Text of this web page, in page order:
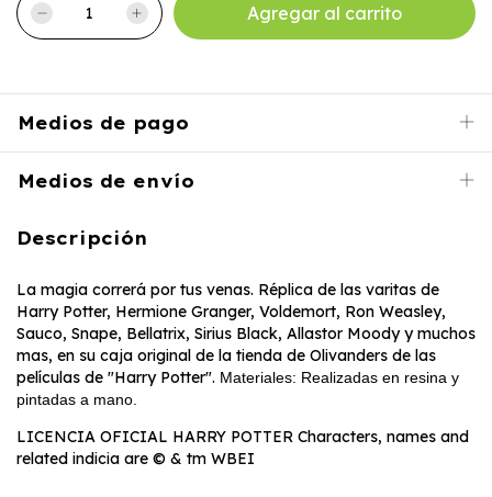
Medios de pago
Medios de envío
Descripción
La magia correrá por tus venas. Réplica de las varitas de
Harry Potter, Hermione Granger, Voldemort, Ron Weasley,
Sauco, Snape, Bellatrix, Sirius Black, Allastor Moody y muchos
mas, en su caja original de la tienda de Olivanders de las
películas de "Harry Potter". Materiales: Realizadas en resina y
pintadas a mano.
LICENCIA OFICIAL HARRY POTTER Characters, names and
related indicia are © & tm WBEI